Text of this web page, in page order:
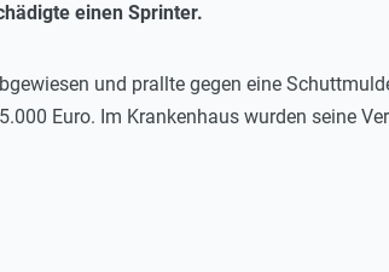
einen Sprinter.
und prallte gegen eine
Euro. Im Krankenhaus wurden seine